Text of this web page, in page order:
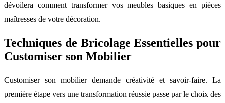
dévoilera comment transformer vos meubles basiques en pièces
maîtresses de votre décoration.
Techniques de Bricolage Essentielles pour
Customiser son Mobilier
Customiser son mobilier demande créativité et savoir-faire. La
première étape vers une transformation réussie passe par le choix des